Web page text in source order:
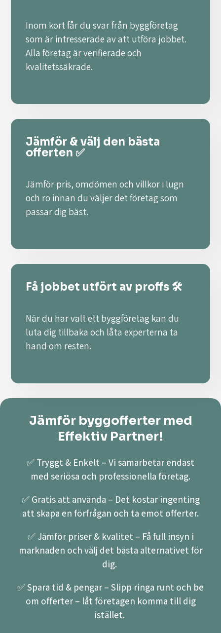
Inom kort får du svar från byggföretag
som är intresserade av att utföra jobbet.
Alla företag är verifierade och
kvalitetssäkrade.
Jämför & välj den bästa
offerten ✅
Jämför pris, omdömen och villkor i lugn
och ro innan du väljer det företag som
passar dig bäst.
Få jobbet utfört av proffs 🛠️
När du har valt ett byggföretag kan du
luta dig tillbaka och låta experterna ta
hand om resten.
Jämför byggofferter med
Effektiv Partner!
✅ Tryggt & Enkelt – Vi samarbetar endast
med seriösa och professionella företag.
✅ Gratis att använda – Det kostar ingenting
att skapa en förfrågan och ta emot offerter.
✅ Jämför priser & kvalitet – Få full insyn i
marknaden och välj det bästa alternativet för
dig.
✅ Spara tid & pengar – Slipp ringa runt och be
om offerter – låt företagen komma till dig
istället.